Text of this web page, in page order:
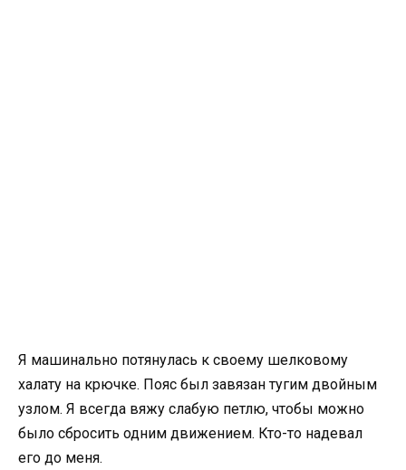
Я машинально потянулась к своему шелковому
халату на крючке. Пояс был завязан тугим двойным
узлом. Я всегда вяжу слабую петлю, чтобы можно
было сбросить одним движением. Кто-то надевал
его до меня.